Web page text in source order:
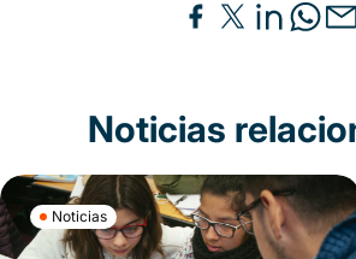
Noticias
Noticias